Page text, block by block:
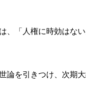
、「人権に時効はな
論を引きつけ、次期